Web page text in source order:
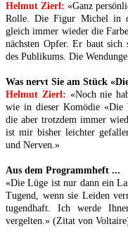
Helmut Zierl: «Ganz
Rolle. Die Figur Michel in
gleich immer wieder die
nächsten Opfer. Er baut sich
des Publikums. Die
Was nervt Sie am Stück
Helmut Zierl: «Noch nie
wie in dieser Komödie «Die
die aber trotzdem immer
ist mir bisher leichter
und Nerven.»
Aus dem Programmheft ...
«Die Lüge ist nur dann ein
Tugend, wenn sie Leiden
tugendhaft. Ich werde
vergelten.» (Zitat von